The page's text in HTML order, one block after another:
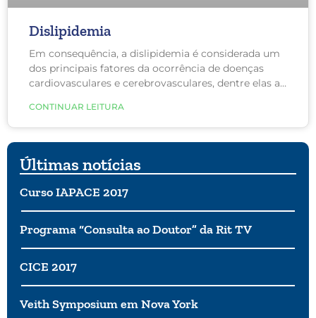
Dislipidemia
Em consequência, a dislipidemia é considerada um
dos principais fatores da ocorrência de doenças
cardiovasculares e cerebrovasculares, dentre elas a
isquêmica do coração e AVC.
CONTINUAR LEITURA
Últimas notícias
Curso IAPACE 2017
Programa “Consulta ao Doutor” da Rit TV
CICE 2017
Veith Symposium em Nova York